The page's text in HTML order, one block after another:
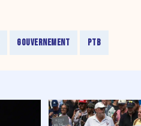
GOUVERNEMENT PTB